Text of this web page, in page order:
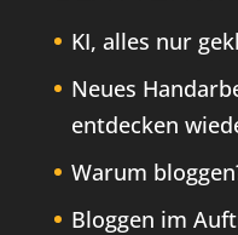
KI, alles nur
Neues
entdecken
Warum
Bloggen im